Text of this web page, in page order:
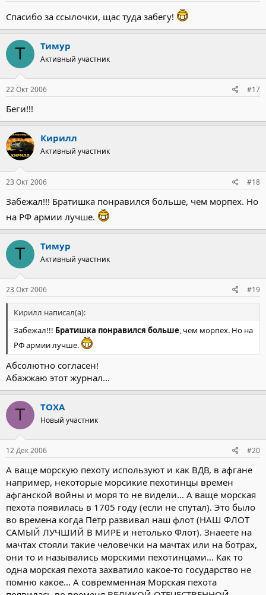
Спасибо за ссылочки, щас туда забегу!
Т Тимур
Активный участник
22 Окт 2006 #17
Беги!!!
Кирилл
Активный участник
23 Окт 2006 #18
Забежал!!! Братишка понравился больше, чем морпех. Но
на РФ армии лучше.
Т Тимур
Активный участник
23 Окт 2006 #19
Кирилл написал(а):
Забежал!!! Братишка понравился больше, чем морпех. Но на
РФ армии лучше.
Абсолютно согласен!
Абажжаю этот журнал...
T TOXA
Новый участник
12 Дек 2006 #20
А ваще морскую пехоту используют и как ВДВ, в афгане
например, некоторые морсикие пехотинцы времен
афганской войны и моря то не видели... А ваще морская
пехота появилась в 1705 году (если не спутал). Это было
во времена когда Петр развивал наш флот (НАШ ФЛОТ
САМЫЙ ЛУЧШИЙ В МИРЕ и нетолько Флот). Знаеете на
мачтах стояли такие человечки на мачтах или на ботрах,
они то и назывались морскими пехотинцами... Как то
одна морская пехота захватило какое-то государство не
помню какое... А совремменная Морская пехота